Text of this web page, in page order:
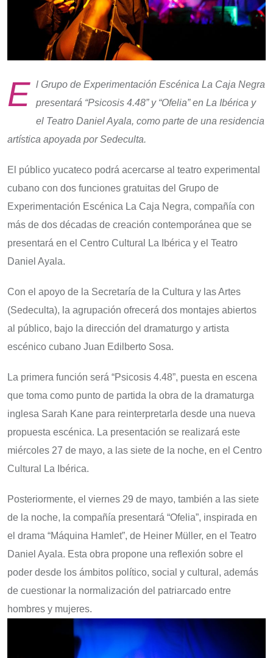
E l Grupo de Experimentación Escénica La Caja Negra
presentará “Psicosis 4.48” y “Ofelia” en La Ibérica y
el Teatro Daniel Ayala, como parte de una residencia
artística apoyada por Sedeculta.
El público yucateco podrá acercarse al teatro experimental
cubano con dos funciones gratuitas del Grupo de
Experimentación Escénica La Caja Negra, compañía con
más de dos décadas de creación contemporánea que se
presentará en el Centro Cultural La Ibérica y el Teatro
Daniel Ayala.
Con el apoyo de la Secretaría de la Cultura y las Artes
(Sedeculta), la agrupación ofrecerá dos montajes abiertos
al público, bajo la dirección del dramaturgo y artista
escénico cubano Juan Edilberto Sosa.
La primera función será “Psicosis 4.48”, puesta en escena
que toma como punto de partida la obra de la dramaturga
inglesa Sarah Kane para reinterpretarla desde una nueva
propuesta escénica. La presentación se realizará este
miércoles 27 de mayo, a las siete de la noche, en el Centro
Cultural La Ibérica.
Posteriormente, el viernes 29 de mayo, también a las siete
de la noche, la compañía presentará “Ofelia”, inspirada en
el drama “Máquina Hamlet”, de Heiner Müller, en el Teatro
Daniel Ayala. Esta obra propone una reflexión sobre el
poder desde los ámbitos político, social y cultural, además
de cuestionar la normalización del patriarcado entre
hombres y mujeres.